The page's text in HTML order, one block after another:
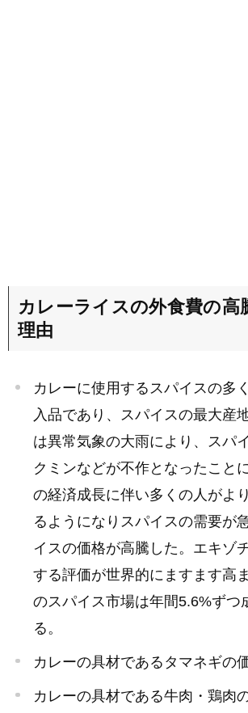
カレーライスの外食費の高
理由
カレーに使用するスパイスの多
入品であり、スパイスの最大産
は異常気象の大雨により、スパ
クミンなどが不作となったこと
の経済成長に伴い多くの人がよ
るようになりスパイスの需要が
イスの価格が高騰した。エキゾ
する評価が世界的にますます高
のスパイス市場は年間5.6%ずつ
る。
カレーの具材であるタマネギの
カレーの具材である牛肉・鶏肉